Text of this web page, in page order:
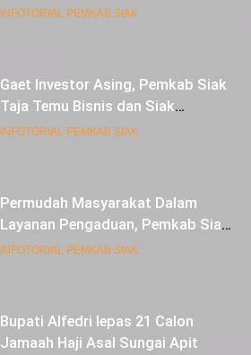
Luar Biasa
INFOTORIAL PEMKAB SIAK
Gaet Investor Asing, Pemkab Siak
Taja Temu Bisnis dan Siak
Expoversary 2024
INFOTORIAL PEMKAB SIAK
Permudah Masyarakat Dalam
Layanan Pengaduan, Pemkab Siak
Luncurkan Aplikasi SIP PUAN
INFOTORIAL PEMKAB SIAK
Bupati Alfedri lepas 21 Calon
Jamaah Haji Asal Sungai Apit